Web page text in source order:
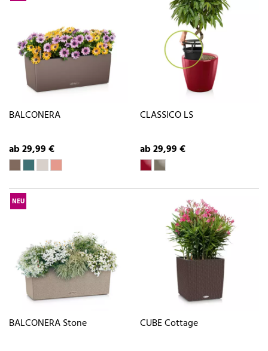
BALCONERA
ab 29,99 €
CLASSICO LS
ab 29,99 €
NEU
BALCONERA Stone CUBE Cottage